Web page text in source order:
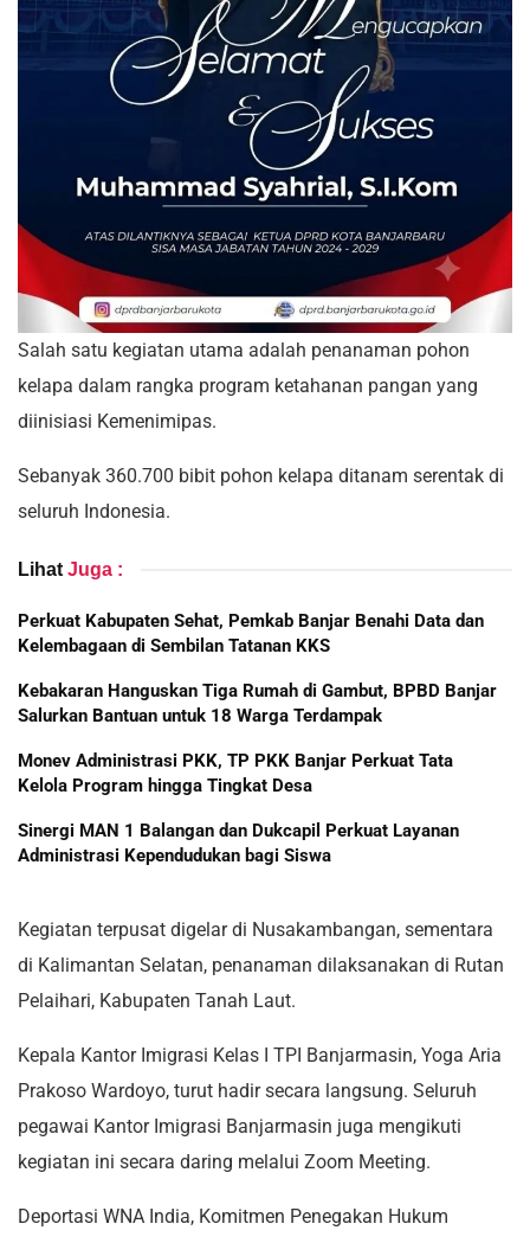
Salah satu kegiatan utama adalah penanaman pohon
kelapa dalam rangka program ketahanan pangan yang
diinisiasi Kemenimipas.
Sebanyak 360.700 bibit pohon kelapa ditanam serentak di
seluruh Indonesia.
Lihat Juga :
Perkuat Kabupaten Sehat, Pemkab Banjar Benahi Data dan
Kelembagaan di Sembilan Tatanan KKS
Kebakaran Hanguskan Tiga Rumah di Gambut, BPBD Banjar
Salurkan Bantuan untuk 18 Warga Terdampak
Monev Administrasi PKK, TP PKK Banjar Perkuat Tata
Kelola Program hingga Tingkat Desa
Sinergi MAN 1 Balangan dan Dukcapil Perkuat Layanan
Administrasi Kependudukan bagi Siswa
Kegiatan terpusat digelar di Nusakambangan, sementara
di Kalimantan Selatan, penanaman dilaksanakan di Rutan
Pelaihari, Kabupaten Tanah Laut.
Kepala Kantor Imigrasi Kelas I TPI Banjarmasin, Yoga Aria
Prakoso Wardoyo, turut hadir secara langsung. Seluruh
pegawai Kantor Imigrasi Banjarmasin juga mengikuti
kegiatan ini secara daring melalui Zoom Meeting.
Deportasi WNA India, Komitmen Penegakan Hukum